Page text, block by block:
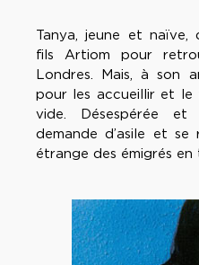
Tanya, jeune et
fils Artiom pour
Londres. Mais, à son
pour les accueillir et le
vide. Désespérée
demande d’asile et
étrange des émigrés